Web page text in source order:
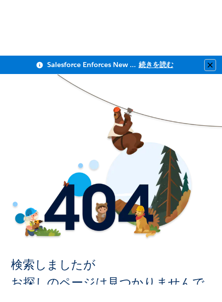
Salesforce Enforces New Security Requirements in Summer 2026 続きを読む
検索しましたが
お探しのページは見つかりませんで